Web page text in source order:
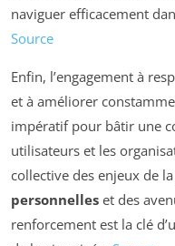
naviguer efficacement
Source
Enfin, l’engagement à
et à améliorer
impératif pour bâtir une
utilisateurs et les
collective des enjeux de la
personnelles et des
renforcement est la clé